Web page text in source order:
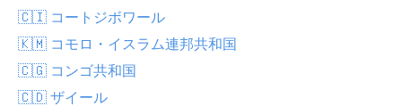
🇨🇮 コートジボワール
🇰🇲 コモロ・イスラム連邦共和国
🇨🇬 コンゴ共和国
🇨🇩 ザイール